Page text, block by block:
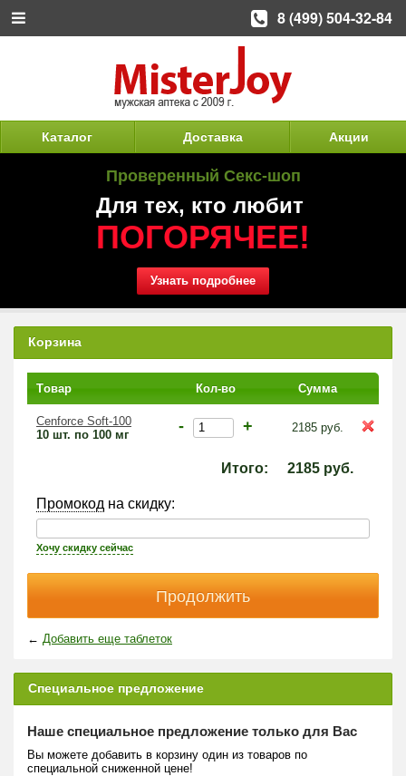
Каталог Доставка Акции
Проверенный Секс-шоп
Для тех, кто любит
ПОГОРЯЧЕЕ!
Узнать подробнее
Корзина
Tовар Кол-во Сумма
Cenforce Soft-100
10 шт. по 100 мг
- + 2185руб.
Итого: 2185 руб.
Промокод на скидку:
Хочу скидку сейчас
← Добавить еще таблеток
Специальное предложение
Наше специальное предложение только для Вас
Вы можете добавить в корзину один из товаров по
специальной сниженной цене!
8 (499) 504-32-84